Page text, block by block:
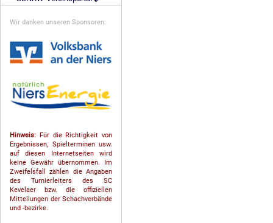
Wir danken unseren Sponsoren:
Hinweis: Für die Richtigkeit von
Ergebnissen, Spielterminen usw.
auf diesen Internetseiten wird
keine Gewähr übernommen. Im
Zweifelsfall zählen die Angaben
des Turnierleiters des SC
Kevelaer bzw. die offiziellen
Mitteilungen der Schach­ver­bände
und -bezirke.